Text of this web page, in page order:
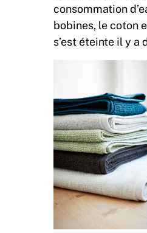
consommation
bobines, le coton
s’est éteinte il y a